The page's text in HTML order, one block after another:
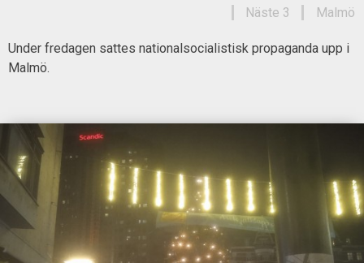
Malmö
Näste 3
Under fredagen sattes nationalsocialistisk propaganda upp i
Malmö.